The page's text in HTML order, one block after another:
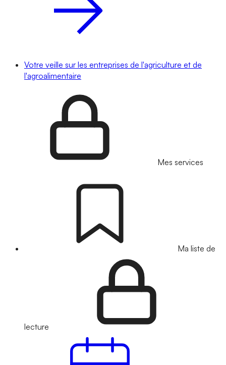
Votre veille sur les entreprises de l'agriculture et de
l'agroalimentaire
Mes services
Ma liste de
lecture